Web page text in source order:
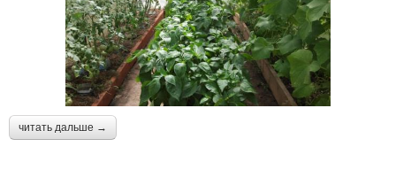
читать дальше →